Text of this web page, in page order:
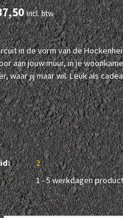
Incl. btw
in de vorm van de
aan jouw muur, in je
waar jij maar wil. Leuk als
2
1 - 5 werkdagen